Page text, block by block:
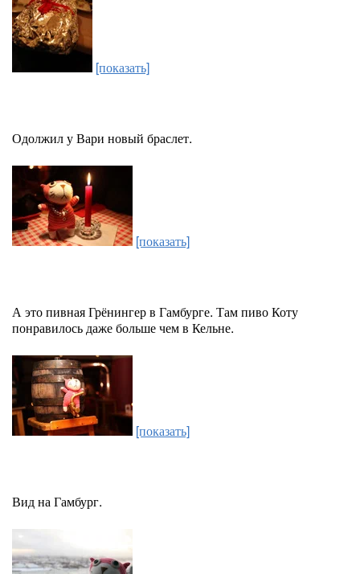
[показать]
Одолжил у Вари новый браслет.
[показать]
А это пивная Грёнингер в Гамбурге. Там пиво Коту
понравилось даже больше чем в Кельне.
[показать]
Вид на Гамбург.